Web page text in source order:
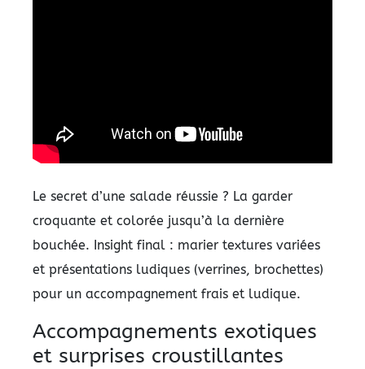
Le secret d’une salade réussie ? La garder
croquante et colorée jusqu’à la dernière
bouchée. Insight final : marier textures variées
et présentations ludiques (verrines, brochettes)
pour un accompagnement frais et ludique.
Accompagnements exotiques
et surprises croustillantes